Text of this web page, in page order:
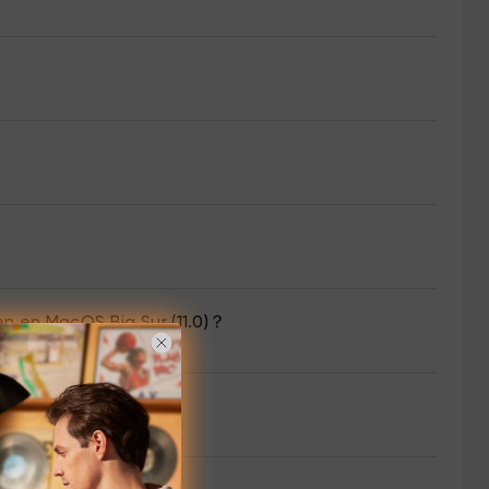
MacOS Big Sur (11.0)？